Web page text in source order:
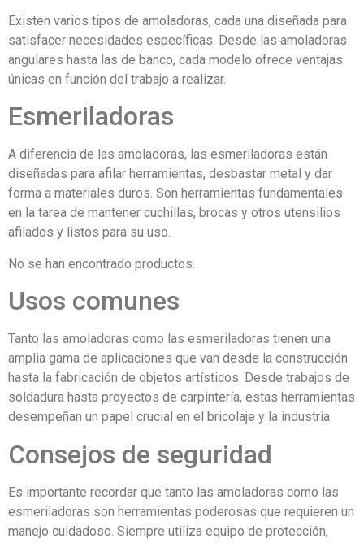
Existen varios tipos de amoladoras, cada una diseñada para
satisfacer necesidades específicas. Desde las amoladoras
angulares hasta las de banco, cada modelo ofrece ventajas
únicas en función del trabajo a realizar.
Esmeriladoras
A diferencia de las amoladoras, las esmeriladoras están
diseñadas para afilar herramientas, desbastar metal y dar
forma a materiales duros. Son herramientas fundamentales
en la tarea de mantener cuchillas, brocas y otros utensilios
afilados y listos para su uso.
No se han encontrado productos.
Usos comunes
Tanto las amoladoras como las esmeriladoras tienen una
amplia gama de aplicaciones que van desde la construcción
hasta la fabricación de objetos artísticos. Desde trabajos de
soldadura hasta proyectos de carpintería, estas herramientas
desempeñan un papel crucial en el bricolaje y la industria.
Consejos de seguridad
Es importante recordar que tanto las amoladoras como las
esmeriladoras son herramientas poderosas que requieren un
manejo cuidadoso. Siempre utiliza equipo de protección,